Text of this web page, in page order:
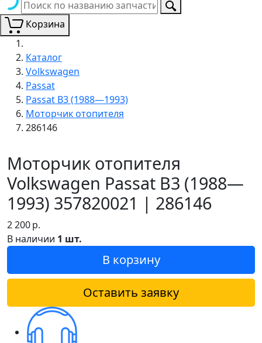
Корзина
Каталог
Volkswagen
Passat
Passat B3 (1988—1993)
Моторчик отопителя
286146
Моторчик отопителя
Volkswagen Passat B3 (1988—
1993) 357820021 | 286146
2 200р.
В наличии 1 шт.
В корзину
Оставить заявку